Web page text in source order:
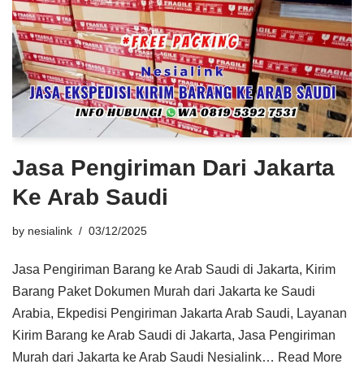
Jasa Pengiriman Dari Jakarta
Ke Arab Saudi
by nesialink 03/12/2025
Jasa Pengiriman Barang ke Arab Saudi di Jakarta, Kirim
Barang Paket Dokumen Murah dari Jakarta ke Saudi
Arabia, Ekpedisi Pengiriman Jakarta Arab Saudi, Layanan
Kirim Barang ke Arab Saudi di Jakarta, Jasa Pengiriman
Murah dari Jakarta ke Arab Saudi Nesialink… Read More